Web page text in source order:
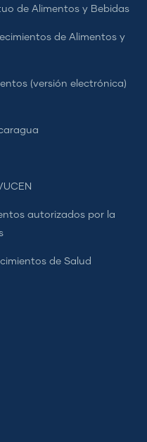
de Alimentos y Bebidas
de Alimentos y
(versión electrónica)
autorizados por la
de Salud